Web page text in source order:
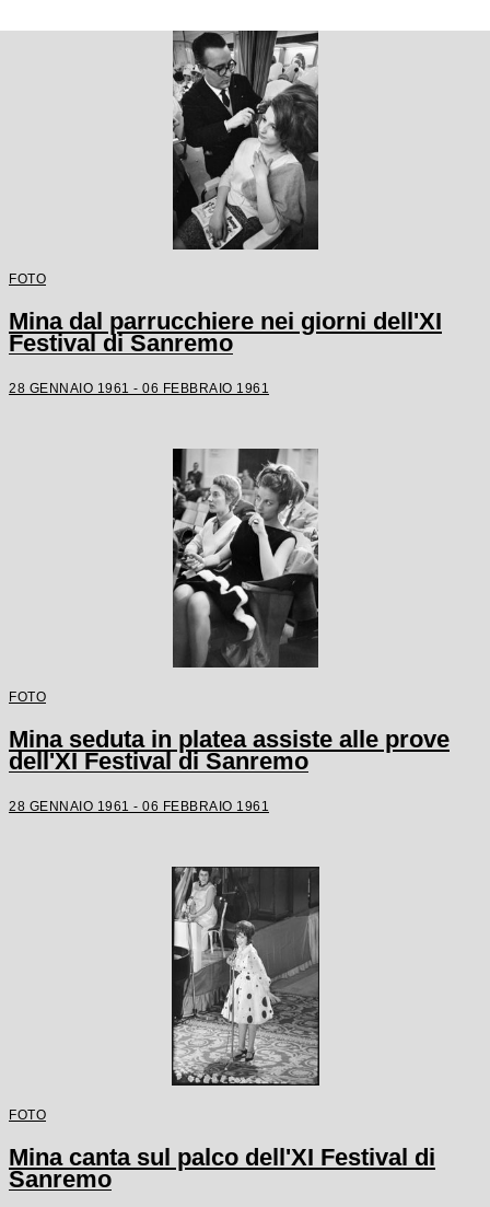
FOTO
Mina dal parrucchiere nei giorni dell'XI
Festival di Sanremo
28 GENNAIO 1961 - 06 FEBBRAIO 1961
FOTO
Mina seduta in platea assiste alle prove
dell'XI Festival di Sanremo
28 GENNAIO 1961 - 06 FEBBRAIO 1961
FOTO
Mina canta sul palco dell'XI Festival di
Sanremo